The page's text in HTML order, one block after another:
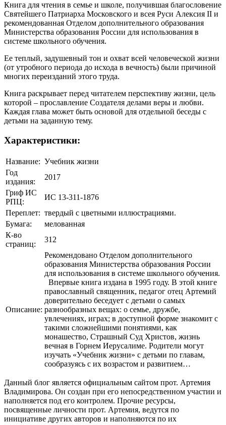
Книга для чтения в семье и школе, получившая благословение
Святейшего Патриарха Московского и всея Руси Алексия II и
рекомендованная Отделом дополнительного образования
Министерства образования России для использования в
системе школьного обучения.
Ее теплый, задушевный тон и охват всей человеческой жизни
(от утробного периода до исхода в вечность) были причиной
многих переизданий этого труда.
Книга раскрывает перед читателем перспективу жизни, цель
которой – прославление Создателя делами веры и любви.
Каждая глава может быть основой для отдельной беседы с
детьми на заданную тему.
Характеристики:
Название: Учебник жизни
Год
издания:
2017
Гриф ИС
РПЦ:
ИС 13-311-1876
Переплет: твердый с цветными иллюстрациями.
Бумага:
мелованная
К-во
страниц:
312
Описание:
Рекомендовано Отделом дополнительного
образования Министерства образования России
для использования в системе школьного обучения.
Впервые книга издана в 1995 году. В этой книге
православный священник, педагог отец Артемий
доверительно беседует с детьми о самых
разнообразных вещах: о семье, дружбе,
увлечениях, играх; в доступной форме знакомит с
такими сложнейшими понятиями, как
монашество, Страшный Суд Христов, жизнь
вечная в Горнем Иерусалиме. Родители могут
изучать «Учебник жизни» с детьми по главам,
сообразуясь с их возрастом и развитием…
Данный блог является официальным сайтом прот. Артемия
Владимирова. Он создан при его непосредственном участии и
наполняется под его контролем. Прочие ресурсы,
посвященные личности прот. Артемия, ведутся по
инициативе других авторов и наполняются по их